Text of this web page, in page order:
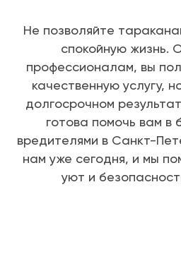
Не позволяйте
спокойную жизнь.
профессионалам, вы
качественную услугу,
долгосрочном
готова помочь вам в
вредителями в Санкт-
нам уже сегодня, и мы
уют и